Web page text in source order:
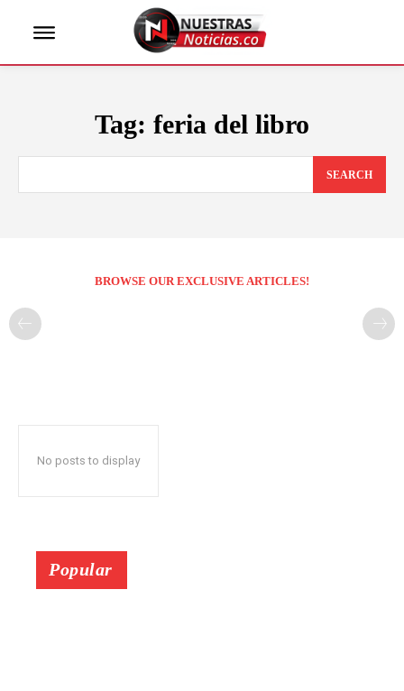
Tag: feria del libro
SEARCH
BROWSE OUR EXCLUSIVE ARTICLES!
No posts to display
Popular